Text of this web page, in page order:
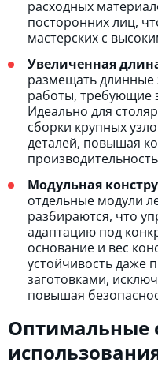
расходных
посторонних лиц,
мастерских с
Увеличенная
размещать длинные
работы, требующие
Идеально для
сборки крупных
деталей, повышая
Модульная
отдельные модули
разбираются, что
адаптацию под
основание и вес
устойчивость даже
заготовками,
повышая
Оптимальные